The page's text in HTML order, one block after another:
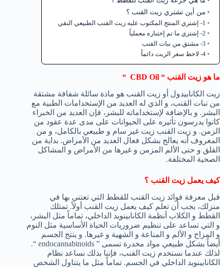
من أين تشتري زيت القنب ؟
1- إشتري المنتج المكتوب عليه زيت القنب الطبيعي النقي
2- إشتري ما تم إختباره معملياً
3- مشتق من نبات القنب
4- لاحظ سعر الزيت دائماً
ما هو زيت القنب “
“
زيت الكانابيدول أو زيت القنب هو مادة سائلة شفافة مشتقة
من نبات القنب، و الذي له العديد من الإستخدامات الطبية مع
البشر. و بالإضافة لإستخداماته للبشر، فإن العديد من الخبراء
كانوا يدرسون تأثيره على الحيوانات على مدى عدة عقود من
الزمن. و زيت القنب زيت غير سام و طبيعي بالكامل، و من
المعروف أنه يعالج بشكل فعال العديد من الأمراض. بداية من
القلق و حتى الألم المزمن و غيرها من الأمراض و المشاكل
الصحية المختلفة.
كيف يعمل زيت القنب ؟
قبل معرفة فوائد زيت القنب للقطط التي تعتني بها في
منزلك، يجب أن تعلم كيف يعمل زيت القنب أولاً. تمتلك
القطط و الكلاب أنظمة الكانابينويد الداخلي، تماماً مثل البشر،
و التي تساعد على تنظيم ضروريات الحياة الأساسية مثل النوم
و المزاج و الألم و المناعة و الشهية و غيرها. و ينتج الجسم
أيضاً بشكل طبيعي مواد مخدرة تسمى ” endocannabinoids “.
لذلك عندما نستخدم زيت القنب، فإننا بذلك نساعد نظام
الكانابينويد الداخلي في الجسم. تماماً مثل ما يتناول الشخص